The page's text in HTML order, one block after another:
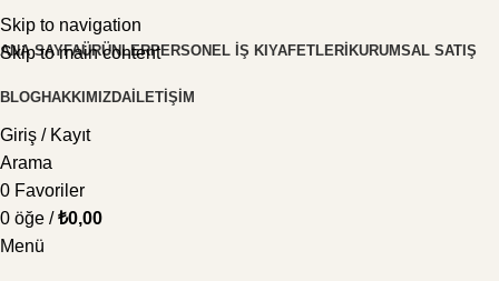
Skip to navigation
Skip to main content
ANA SAYFAÜRÜNLERPERSONEL İŞ KIYAFETLERI KURUMSAL SATIŞ
BLOGHAKKIMIZDA İLETIŞIM
Giriş / Kayıt
Arama
0 Favoriler
0 öğe / ₺0,00
Menü